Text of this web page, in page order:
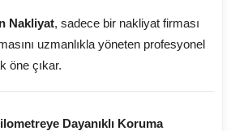
Nakliyat, sadece bir nakliyat firması
uzmanlıkla yöneten profesyonel
öne çıkar.
Dayanıklı Koruma